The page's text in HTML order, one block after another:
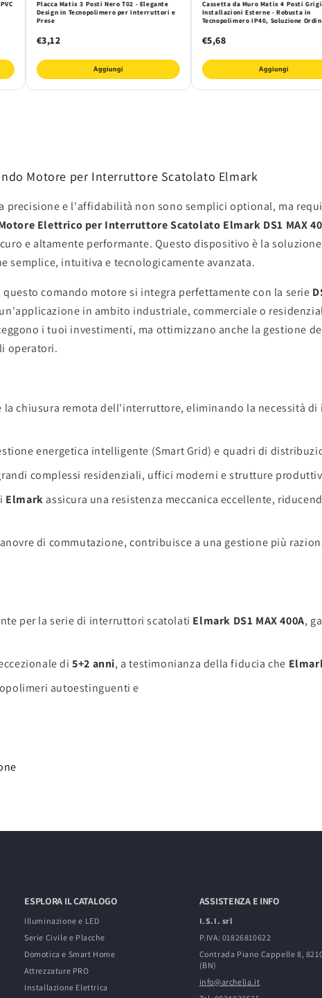
Placca Matix 3 Posti Nero T02 - Elegante
Design in Tecnopolimero per Interruttori e
Prese
€3,12
Aggiungi
Cassetta da Muro Matix 4 Posti
Installazioni Esterne - Robusta in
Tecnopolimero IP40, Soluzione
€5,68
Aggiungi
Motore per Interruttore Scatolato Elmark
precisione e l'affidabilità non sono semplici optional, ma
Elettrico per Interruttore Scatolato Elmark DS1 MAX
e altamente performante. Questo dispositivo è la
semplice, intuitiva e tecnologicamente avanzata.
comando motore si integra perfettamente con la serie
in ambito industriale, commerciale o
i tuoi investimenti, ma ottimizzano anche la gestione
operatori.
la chiusura remota dell'interruttore, eliminando la necessità
energetica intelligente (Smart Grid) e quadri di
complessi residenziali, uffici moderni e strutture
Elmark assicura una resistenza meccanica eccellente,
di commutazione, contribuisce a una gestione più
per la serie di interruttori scatolati Elmark DS1 MAX 400A,
di5+2 anni, a testimonianza della fiducia che
autoestinguenti e
ESPLORA IL CATALOGO
Illuminazione e LED
Serie Civile e Placche
Domotica e Smart Home
Attrezzature PRO
Installazione Elettrica
ASSISTENZA E INFO
I.S.I. srl
P.IVA: 01826810622
Contrada Piano Cappelle 8,
(BN)
info@archelia.it